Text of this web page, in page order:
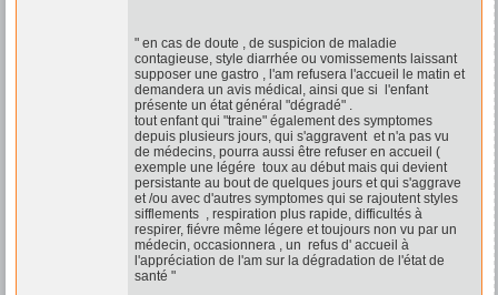
" en cas de doute , de suspicion de maladie
contagieuse, style diarrhée ou vomissements laissant
supposer une gastro , l'am refusera l'accueil le matin et
demandera un avis médical, ainsi que si l'enfant
présente un état général "dégradé" .
tout enfant qui "traine" également des symptomes
depuis plusieurs jours, qui s'aggravent et n'a pas vu
de médecins, pourra aussi être refuser en accueil (
exemple une légére toux au début mais qui devient
persistante au bout de quelques jours et qui s'aggrave
et /ou avec d'autres symptomes qui se rajoutent styles
sifflements , respiration plus rapide, difficultés à
respirer, fiévre même légere et toujours non vu par un
médecin, occasionnera , un refus d' accueil à
l'appréciation de l'am sur la dégradation de l'état de
santé "